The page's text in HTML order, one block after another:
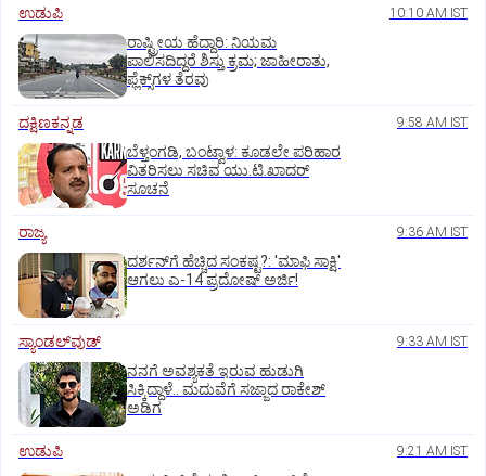
ಉಡುಪಿ 10:10 AM IST
ರಾಷ್ಟ್ರೀಯ ಹೆದ್ದಾರಿ: ನಿಯಮ
ಪಾಲಿಸದಿದ್ದರೆ ಶಿಸ್ತು ಕ್ರಮ; ಜಾಹೀರಾತು,
ಫ್ಲೆಕ್ಸ್‌ಗಳ ತೆರವು
ದಕ್ಷಿಣಕನ್ನಡ 9:58 AM IST
ಬೆಳ್ತಂಗಡಿ, ಬಂಟ್ವಾಳ: ಕೂಡಲೇ ಪರಿಹಾರ
ವಿತರಿಸಲು ಸಚಿವ ಯು.ಟಿ.ಖಾದರ್‌
ಸೂಚನೆ
ರಾಜ್ಯ 9:36 AM IST
ದರ್ಶನ್‌ಗೆ ಹೆಚ್ಚಿದ ಸಂಕಷ್ಟ?: 'ಮಾಫಿ ಸಾಕ್ಷಿ'
ಆಗಲು ಎ-14 ಪ್ರದೋಷ್ ಅರ್ಜಿ!
ಸ್ಯಾಂಡಲ್‌ವುಡ್‌ 9:33 AM IST
ನನಗೆ ಅವಶ್ಯಕತೆ ಇರುವ ಹುಡುಗಿ
ಸಿಕ್ಕಿದ್ದಾಳೆ.. ಮದುವೆಗೆ ಸಜ್ಜಾದ ರಾಕೇಶ್
ಅಡಿಗ
ಉಡುಪಿ 9:21 AM IST